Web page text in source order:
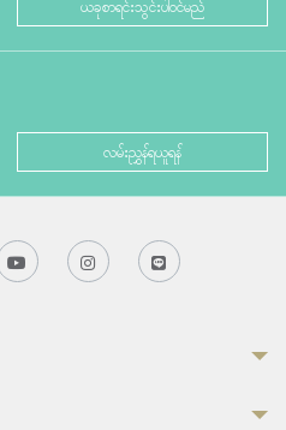
ယခုစာရင်းသွင်းပါဝင်မည်
လမ်းညွှန်ရယူရန်